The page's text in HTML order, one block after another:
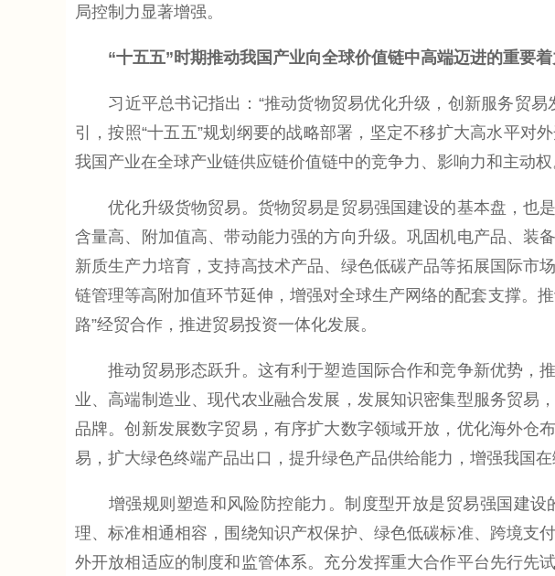
局控制力显著增强。
“十五五”时期推动我国产业向全球价值链中高端迈进的重要
习近平总书记指出：“推动货物贸易优化升级，创新服务贸易
引，按照“十五五”规划纲要的战略部署，坚定不移扩大高水平
我国产业在全球产业链供应链价值链中的竞争力、影响力和主动权
优化升级货物贸易。货物贸易是贸易强国建设的基本盘，也
含量高、附加值高、带动能力强的方向升级。巩固机电产品、装
新质生产力培育，支持高技术产品、绿色低碳产品等拓展国际市
链管理等高附加值环节延伸，增强对全球生产网络的配套支撑。
路”经贸合作，推进贸易投资一体化发展。
推动贸易形态跃升。这有利于塑造国际合作和竞争新优势，
业、高端制造业、现代农业融合发展，发展知识密集型服务贸易
品牌。创新发展数字贸易，有序扩大数字领域开放，优化海外仓
易，扩大绿色终端产品出口，提升绿色产品供给能力，增强我国
增强规则塑造和风险防控能力。制度型开放是贸易强国建设
理、标准相通相容，围绕知识产权保护、绿色低碳标准、跨境支
外开放相适应的制度和监管体系。充分发挥重大合作平台先行先